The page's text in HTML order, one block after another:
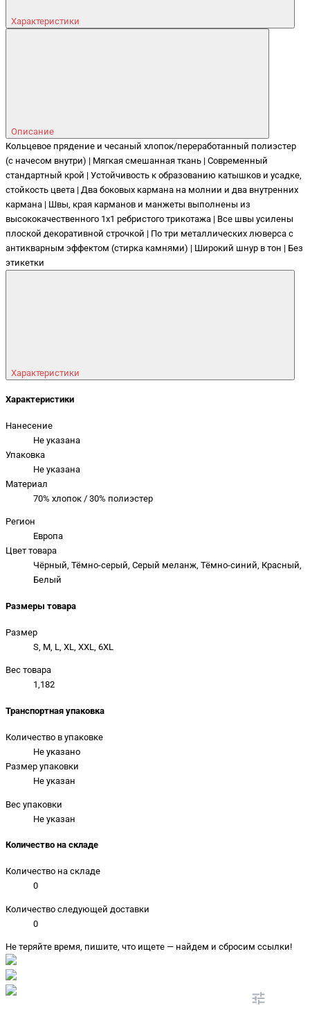
Характеристики
Описание
Кольцевое прядение и чесаный хлопок/переработанный полиэстер
(с начесом внутри) | Мягкая смешанная ткань | Современный
стандартный крой | Устойчивость к образованию катышков и усадке,
стойкость цвета | Два боковых кармана на молнии и два внутренних
кармана | Швы, края карманов и манжеты выполнены из
высококачественного 1x1 ребристого трикотажа | Все швы усилены
плоской декоративной строчкой | По три металлических люверса с
антикварным эффектом (стирка камнями) | Широкий шнур в тон | Без
этикетки
Характеристики
Характеристики
Нанесение
Не указана
Упаковка
Не указана
Материал
70% хлопок / 30% полиэстер
Регион
Европа
Цвет товара
Чёрный, Тёмно-серый, Серый меланж, Тёмно-синий, Красный,
Белый
Размеры товара
Размер
S, M, L, XL, XXL, 6XL
Вес товара
1,182
Транспортная упаковка
Количество в упаковке
Не указано
Размер упаковки
Не указан
Вес упаковки
Не указан
Количество на складе
Количество на складе
0
Количество следующей доставки
0
Не теряйте время, пишите, что ищете — найдем и сбросим ссылки!